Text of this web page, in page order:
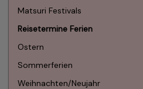
Matsuri Festivals
Reisetermine Ferien
Ostern
Sommerferien
Weihnachten/Neujahr